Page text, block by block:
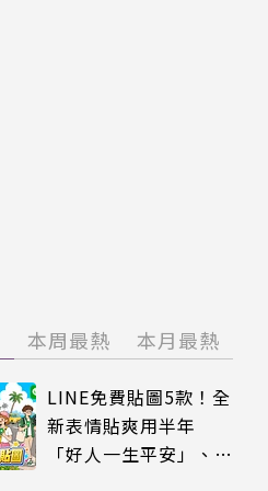
本周最熱 本月最熱
LINE免費貼圖5款！全
新表情貼爽用半年
「好人一生平安」、